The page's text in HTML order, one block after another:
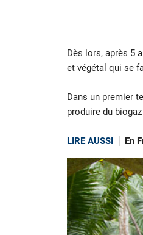
Dès lors, après 5
et végétal qui se
Dans un premier
produire du
LIRE AUSSI En